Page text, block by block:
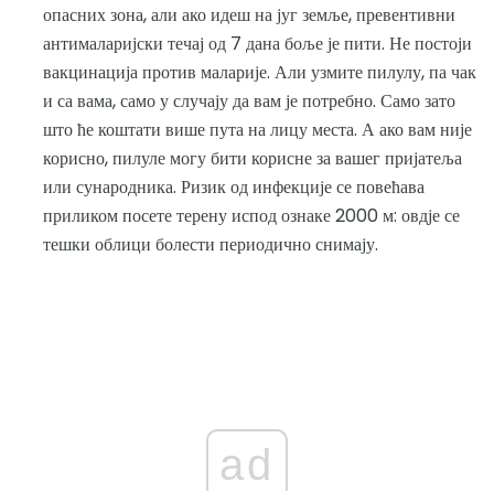
опасних зона, али ако идеш на југ земље, превентивни
антималаријски течај од 7 дана боље је пити. Не постоји
вакцинација против маларије. Али узмите пилулу, па чак
и са вама, само у случају да вам је потребно. Само зато
што ће коштати више пута на лицу места. А ако вам није
корисно, пилуле могу бити корисне за вашег пријатеља
или сународника. Ризик од инфекције се повећава
приликом посете терену испод ознаке 2000 м: овдје се
тешки облици болести периодично снимају.
ad